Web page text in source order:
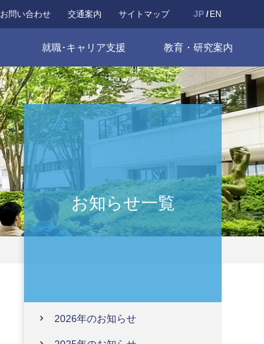
JP EN
お問い合わせ 交通案内 サイトマップ
検索
就職･キャリア支援 教育・研究案内
お知らせ一覧
2026年のお知らせ